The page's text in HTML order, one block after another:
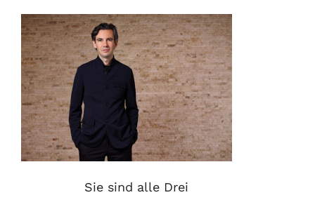
Sie sind alle Drei